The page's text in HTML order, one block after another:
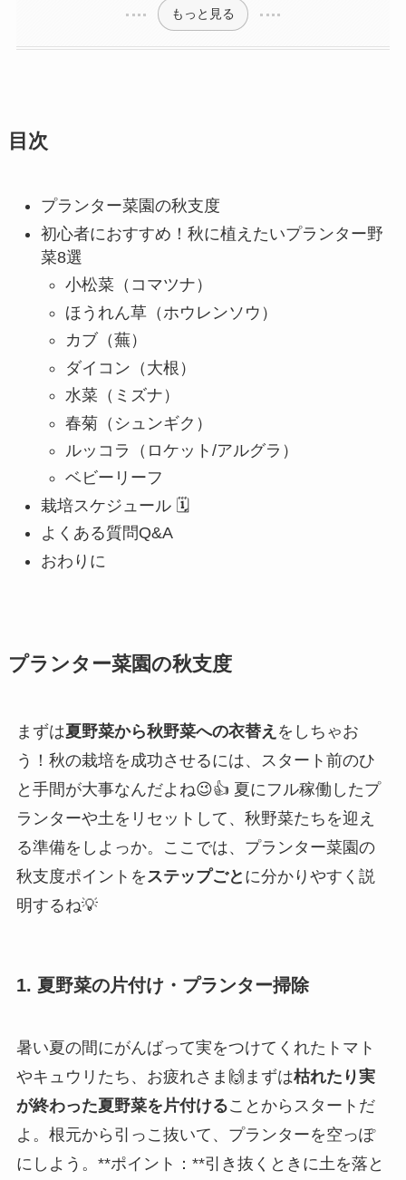
もっと見る
目次
プランター菜園の秋支度
初心者におすすめ！秋に植えたいプランター野
菜8選
小松菜（コマツナ）
ほうれん草（ホウレンソウ）
カブ（蕪）
ダイコン（大根）
水菜（ミズナ）
春菊（シュンギク）
ルッコラ（ロケット/アルグラ）
ベビーリーフ
栽培スケジュール 🗓️
よくある質問Q&A
おわりに
プランター菜園の秋支度
まずは夏野菜から秋野菜への衣替え をしちゃお
う！秋の栽培を成功させるには、スタート前のひ
と手間が大事なんだよね😉👍 夏にフル稼働したプ
ランターや土をリセットして、秋野菜たちを迎え
る準備をしよっか。ここでは、プランター菜園の
秋支度ポイントを ステップごと に分かりやすく説
明するね💡
1. 夏野菜の片付け・プランター掃除
暑い夏の間にがんばって実をつけてくれたトマト
やキュウリたち、お疲れさま🙌まずは枯れたり実
が終わった夏野菜を片付けることからスタートだ
よ。根元から引っこ抜いて、プランターを空っぽ
にしよう。**ポイント：**引き抜くときに土を落と